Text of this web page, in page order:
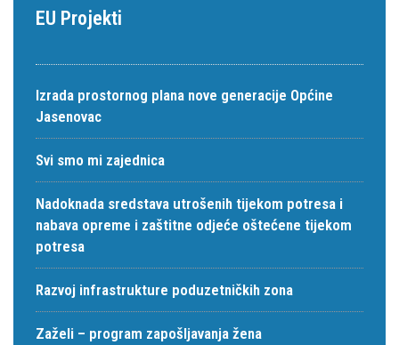
EU Projekti
Izrada prostornog plana nove generacije Općine
Jasenovac
Svi smo mi zajednica
Nadoknada sredstava utrošenih tijekom potresa i
nabava opreme i zaštitne odjeće oštećene tijekom
potresa
Razvoj infrastrukture poduzetničkih zona
Zaželi – program zapošljavanja žena